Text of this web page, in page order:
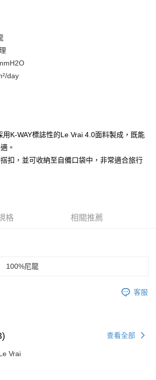
」】
收到商品之後才付款」的支付方式。 讓您購物簡單
、不需綁卡、不需儲值。
帳流程】
將收到繳費通知簡訊。
成當下不需立刻繳費，但若您需要取消訂單，請聯絡
AFTEE先享後付 」之結帳頁面顯示為準，若有關於
份有限公司提供之「AFTEE先享後付」服務完成之交
圍內提供個人資料，並將交易相關給付款項請求債
宜，請瀏覽以下網址：
含以上)免運費
day
用K-WAY標誌性的Le Vrai 4.0面料製成，既能
。
扣，並可收納至自備口袋中，非常適合旅行
格 相關推薦
100%尼龍
客服
查看全部
Vrai